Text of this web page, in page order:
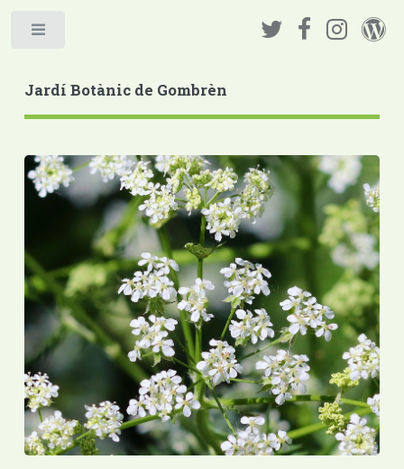
Jardí Botànic de Gombrèn